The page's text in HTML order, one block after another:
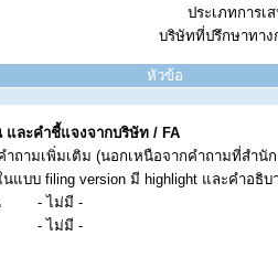
ประเภทการเ
บริษัทที่ปรึกษาทาง
หัวข้อ
และคำชี้แจงจากบริษัท / FA
ถามเพิ่มเติม (นอกเหนือจากคำถามที่สำ
แบบ filing version มี highlight และคำอธิ
- ไม่มี -
- ไม่มี -